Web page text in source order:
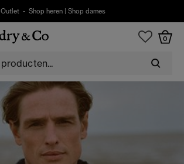
Outlet - Shop heren| Shop dames
0